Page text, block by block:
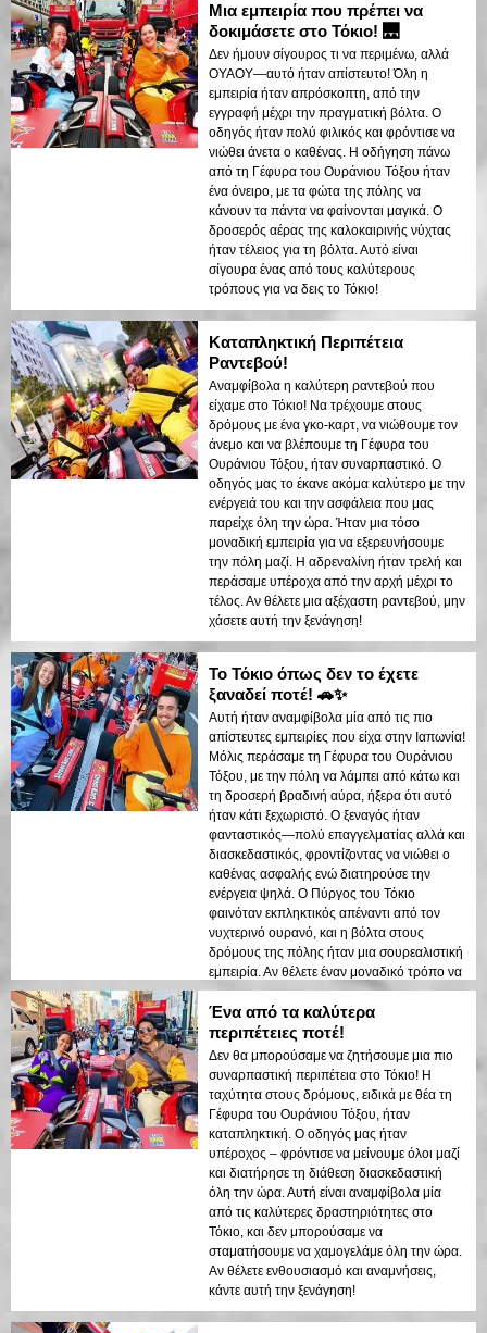
Μια εμπειρία που πρέπει να
δοκιμάσετε στο Τόκιο! 🌉
Δεν ήμουν σίγουρος τι να περιμένω, αλλά
ΟΥΑΟΥ—αυτό ήταν απίστευτο! Όλη η
εμπειρία ήταν απρόσκοπτη, από την
εγγραφή μέχρι την πραγματική βόλτα. Ο
οδηγός ήταν πολύ φιλικός και φρόντισε να
νιώθει άνετα ο καθένας. Η οδήγηση πάνω
από τη Γέφυρα του Ουράνιου Τόξου ήταν
ένα όνειρο, με τα φώτα της πόλης να
κάνουν τα πάντα να φαίνονται μαγικά. Ο
δροσερός αέρας της καλοκαιρινής νύχτας
ήταν τέλειος για τη βόλτα. Αυτό είναι
σίγουρα ένας από τους καλύτερους
τρόπους για να δεις το Τόκιο!
Καταπληκτική Περιπέτεια
Ραντεβού!
Αναμφίβολα η καλύτερη ραντεβού που
είχαμε στο Τόκιο! Να τρέχουμε στους
δρόμους με ένα γκο-καρτ, να νιώθουμε τον
άνεμο και να βλέπουμε τη Γέφυρα του
Ουράνιου Τόξου, ήταν συναρπαστικό. Ο
οδηγός μας το έκανε ακόμα καλύτερο με την
ενέργειά του και την ασφάλεια που μας
παρείχε όλη την ώρα. Ήταν μια τόσο
μοναδική εμπειρία για να εξερευνήσουμε
την πόλη μαζί. Η αδρεναλίνη ήταν τρελή και
περάσαμε υπέροχα από την αρχή μέχρι το
τέλος. Αν θέλετε μια αξέχαστη ραντεβού, μην
χάσετε αυτή την ξενάγηση!
Το Τόκιο όπως δεν το έχετε
ξαναδεί ποτέ! 🚗✨
Αυτή ήταν αναμφίβολα μία από τις πιο
απίστευτες εμπειρίες που είχα στην Ιαπωνία!
Μόλις περάσαμε τη Γέφυρα του Ουράνιου
Τόξου, με την πόλη να λάμπει από κάτω και
τη δροσερή βραδινή αύρα, ήξερα ότι αυτό
ήταν κάτι ξεχωριστό. Ο ξεναγός ήταν
φανταστικός—πολύ επαγγελματίας αλλά και
διασκεδαστικός, φροντίζοντας να νιώθει ο
καθένας ασφαλής ενώ διατηρούσε την
ενέργεια ψηλά. Ο Πύργος του Τόκιο
φαινόταν εκπληκτικός απέναντι από τον
νυχτερινό ουρανό, και η βόλτα στους
δρόμους της πόλης ήταν μια σουρεαλιστική
εμπειρία. Αν θέλετε έναν μοναδικό τρόπο να
εξερευνήσετε το Τόκιο, αυτό είναι!
Ένα από τα καλύτερα
περιπέτειες ποτέ!
Δεν θα μπορούσαμε να ζητήσουμε μια πιο
συναρπαστική περιπέτεια στο Τόκιο! Η
ταχύτητα στους δρόμους, ειδικά με θέα τη
Γέφυρα του Ουράνιου Τόξου, ήταν
καταπληκτική. Ο οδηγός μας ήταν
υπέροχος – φρόντισε να μείνουμε όλοι μαζί
και διατήρησε τη διάθεση διασκεδαστική
όλη την ώρα. Αυτή είναι αναμφίβολα μία
από τις καλύτερες δραστηριότητες στο
Τόκιο, και δεν μπορούσαμε να
σταματήσουμε να χαμογελάμε όλη την ώρα.
Αν θέλετε ενθουσιασμό και αναμνήσεις,
κάντε αυτή την ξενάγηση!